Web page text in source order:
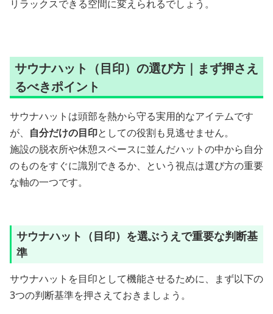
リラックスできる空間に変えられるでしょう。
サウナハット（目印）の選び方｜まず押さえ
るべきポイント
サウナハットは頭部を熱から守る実用的なアイテムです
が、 自分だけの目印としての役割も見逃せません。
施設の脱衣所や休憩スペースに並んだハットの中から自分
のものをすぐに識別できるか、という視点は選び方の重要
な軸の一つです。
サウナハット（目印）を選ぶうえで重要な判断基
準
サウナハットを目印として機能させるために、まず以下の
3つの判断基準を押さえておきましょう。